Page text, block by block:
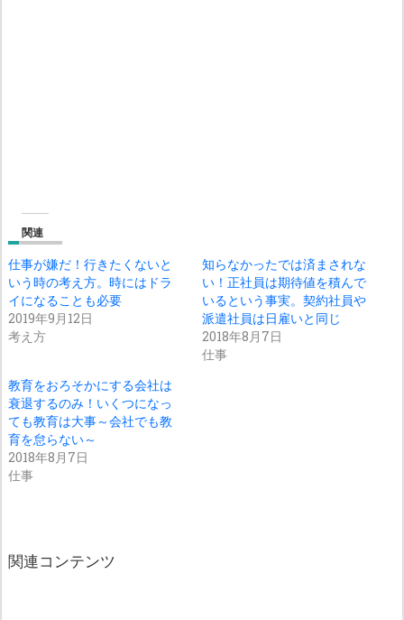
関連
仕事が嫌だ！行きたくないと
いう時の考え方。時にはドラ
イになることも必要
2019年9月12日
考え方
知らなかったでは済まされな
い！正社員は期待値を積んで
いるという事実。契約社員や
派遣社員は日雇いと同じ
2018年8月7日
仕事
教育をおろそかにする会社は
衰退するのみ！いくつになっ
ても教育は大事～会社でも教
育を怠らない～
2018年8月7日
仕事
関連コンテンツ